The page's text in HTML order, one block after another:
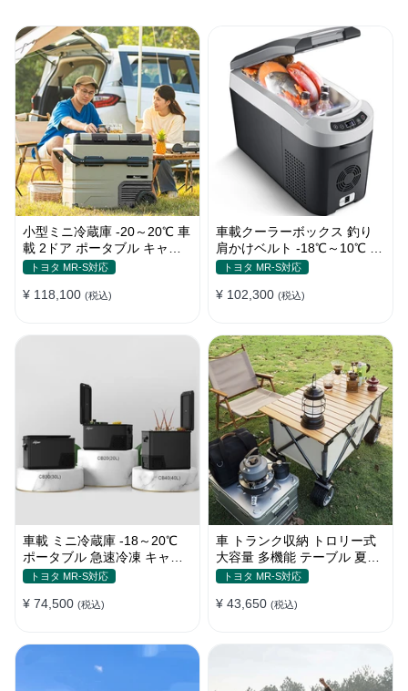
小型ミニ冷蔵庫 -20～20℃ 車
載 2ドア ポータブル キャン
プ アウトドア 車中泊 静音
トヨタ MR-S対応
¥ 118,100 (税込)
車載クーラーボックス 釣り
肩かけベルト -18℃～10℃ 冷
凍冷蔵庫 車中泊 キャンプ 家
トヨタ MR-S対応
¥ 102,300 (税込)
車載 ミニ冷蔵庫 -18～20℃
ポータブル 急速冷凍 キャン
プ アウトドア 車中泊 静音
トヨタ MR-S対応
¥ 74,500 (税込)
車 トランク収納 トロリー式
大容量 多機能 テーブル 夏ド
ライブ キャンプ ピクニック
トヨタ MR-S対応
¥ 43,650 (税込)